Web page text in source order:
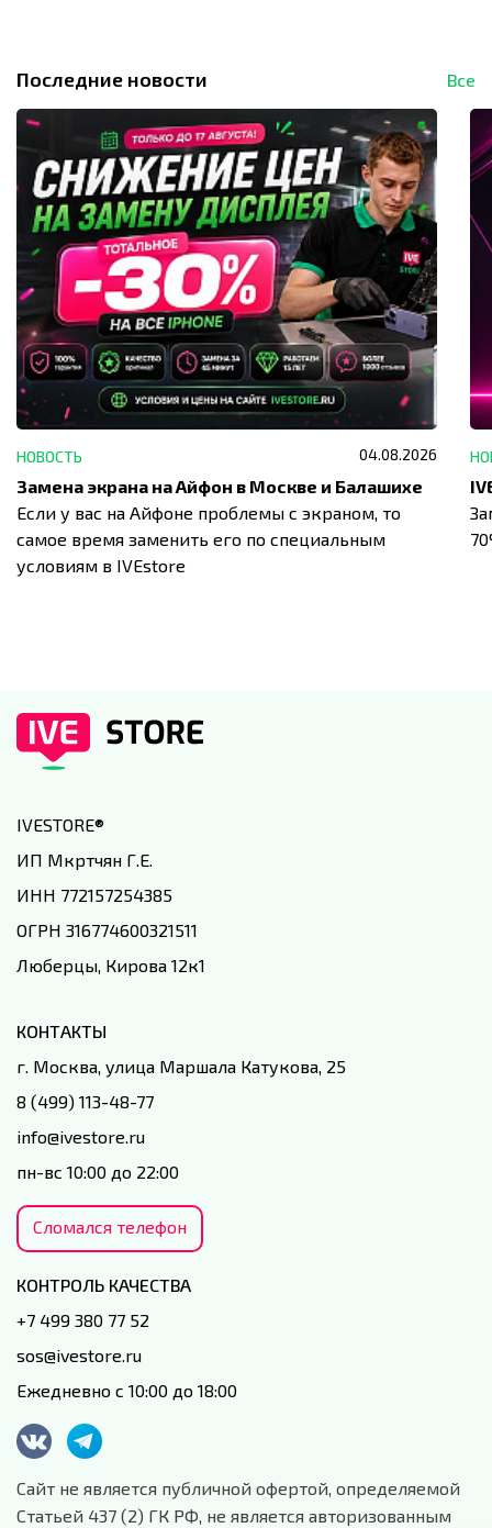
Последние новости Все
НОВОСТЬ 04.08.2026
Замена экрана на Айфон в Москве и Балашихе
Если у вас на Айфоне проблемы с экраном, то
самое время заменить его по специальным
условиям в IVEstore
IVESTORE®
ИП Мкртчян Г.Е.
ИНН 772157254385
ОГРН 316774600321511
Люберцы, Кирова 12к1
КОНТАКТЫ
г. Москва, улица Маршала Катукова, 25
8 (499) 113-48-77
info@ivestore.ru
пн-вс 10:00 до 22:00
Сломался телефон
КОНТРОЛЬ КАЧЕСТВА
+7 499 380 77 52
sos@ivestore.ru
Ежедневно с 10:00 до 18:00
Сайт не является публичной офертой, определяемой
Статьей 437 (2) ГК РФ, не является авторизованным